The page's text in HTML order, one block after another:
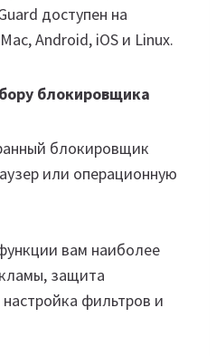
доступен на
Android, iOS и Linux.
блокировщика
блокировщик
или операционную
вам наиболее
защита
фильтров и